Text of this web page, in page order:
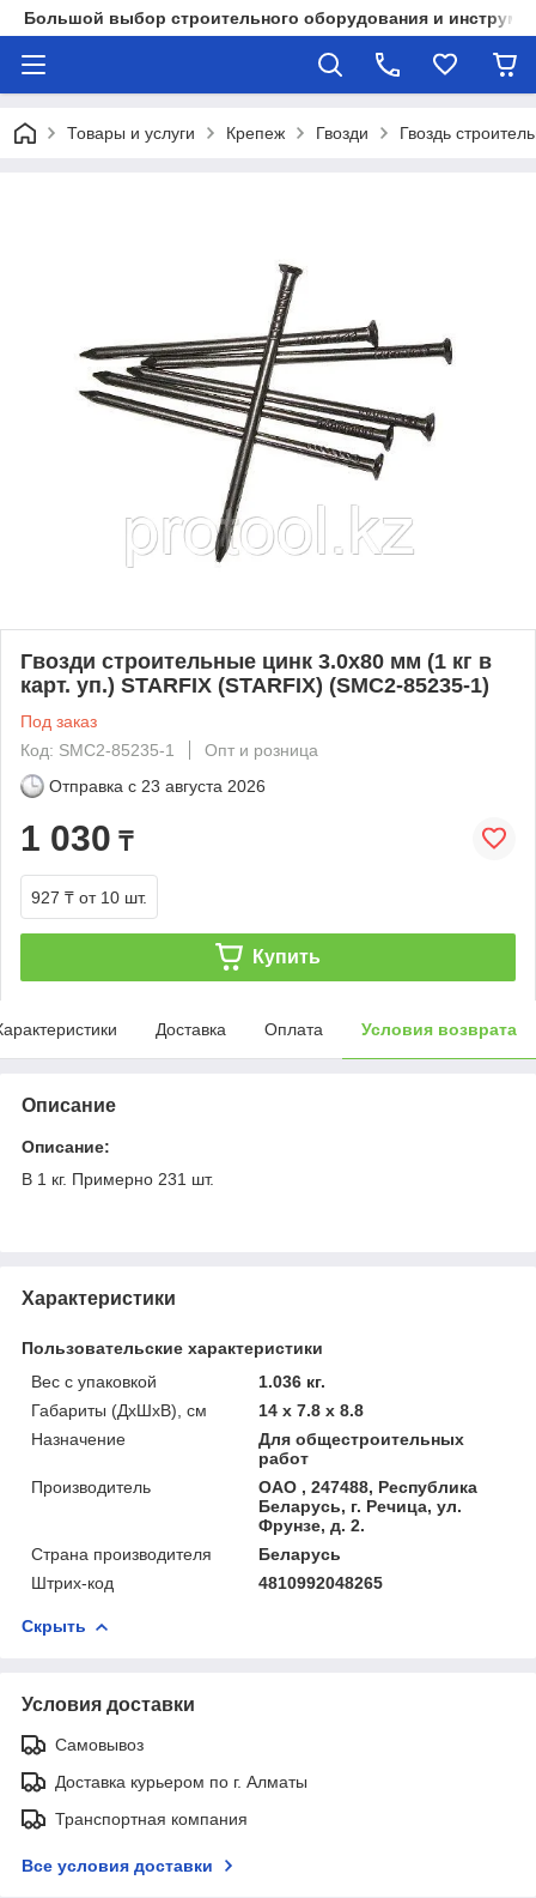
Большой выбор строительного оборудования и
Товары и услуги Крепеж Гвозди Гвоздь
Гвозди строительные цинк 3.0х80 мм (1 кг в
карт. уп.) STARFIX (STARFIX) (SMC2-85235-1)
Под заказ
Код: SMC2-85235-1
Опт и розница
Отправка с 23 августа 2026
1 030 ₸
927 ₸ от 10 шт.
Купить
Доставка Оплата Условия возврата
Описание
Описание:
В 1 кг. Примерно 231 шт.
Характеристики
Пользовательские характеристики
Вес с упаковкой
1.036 кг.
Габариты (ДхШхВ), см
14 x 7.8 x 8.8
Назначение
Для общестроительных
работ
Производитель
ОАО , 247488, Республика
Беларусь, г. Речица, ул.
Фрунзе, д. 2.
Страна производителя
Беларусь
Штрих-код
4810992048265
Скрыть
Условия доставки
Самовывоз
Доставка курьером по г. Алматы
Транспортная компания
Все условия доставки